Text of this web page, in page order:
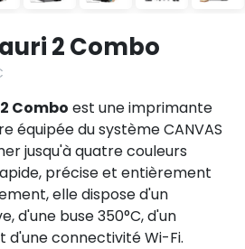
2 Combo
Combo est une imprimante
équipée du système CANVAS
jusqu'à quatre couleurs
précise et entièrement
elle dispose d'un
d'une buse 350°C, d'un
d'une connectivité Wi-Fi.